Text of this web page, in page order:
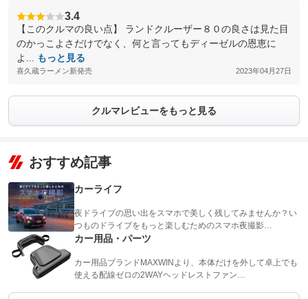
3.4
【このクルマの良い点】 ランドクルーザー８０の良さは見た目
のかっこよさだけでなく、何と言ってもディーゼルの恩恵に
よ...
もっと見る
喜久蔵ラーメン新発売 2023年04月27日
クルマレビューをもっと見る
おすすめ記事
カーライフ
夜ドライブの思い出をスマホで美しく残してみませんか？い
つものドライブをもっと楽しむためのスマホ夜撮影…
カー用品・パーツ
カー用品ブランドMAXWINより、本体だけを外して卓上でも
使える配線ゼロの2WAYヘッドレストファン…